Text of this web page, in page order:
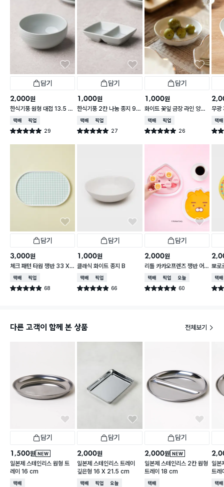
담기
2,000원
한식기풍 원형 대접 13.5 c
m
택배배송매장픽업
별점 5.0점 29
건 작성
담기
1,000원
한식기풍 2칸 나눔 종지 9 c
m
택배배송매장픽업
별점 5.0점 27
건 작성
담기
1,000원
화이트 꽃잎 금장 라인 양각
종지 10 cm
택배배송매장픽업
별점 5.0점 26
건 작성
무광
접
택배
별점
담기
3,000원
체크 패턴 타원 쟁반 33 X
21 cm
택배배송매장픽업
별점 4.9점 68
건 작성
담기
1,000원
클래식 화이트 종지 B
택배배송매장픽업
별점 4.9점 66
건 작성
담기
2,000원
리틀 카카오프렌즈 쟁반 어
피치 약 24.5X25cm
택배배송매장픽업오늘배송
별점 4.9점 60
건 작성
뽀로
cm
택배
별점
다른 고객이 함께 본 상품 전체보기
담기
NEW
1,500원
일본제 스테인리스 원형 트
레이 16 cm
택배배송
담기
2,000원
일본제 스테인리스 트레이
깊은형 16 X 21.5 cm
택배배송매장픽업오늘배송
담기
NEW
2,000원
일본제 스테인리스 2칸 원형
트레이 18 cm
택배배송
일본
트레
택배